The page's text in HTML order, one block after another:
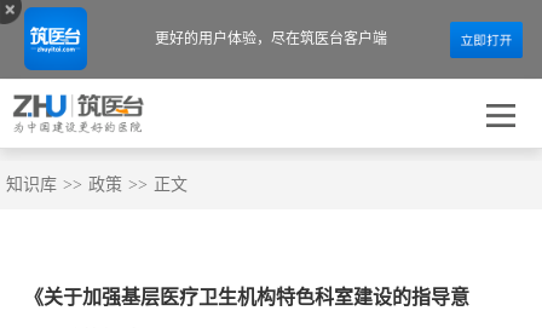
知识库 >> 政策 >> 正文
《关于加强基层医疗卫生机构特色科室建设的指导意
更好的用户体验， 尽在筑医台客户端